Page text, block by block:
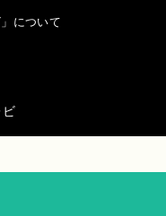
について